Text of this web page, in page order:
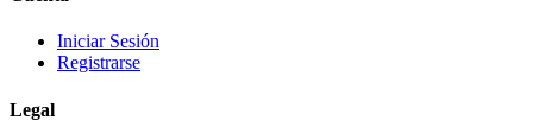
Iniciar Sesión
Registrarse
Legal